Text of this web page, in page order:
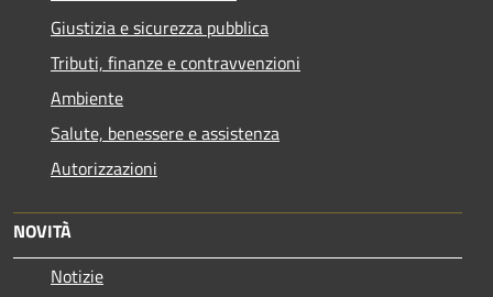
Giustizia e sicurezza pubblica
Tributi, finanze e contravvenzioni
Ambiente
Salute, benessere e assistenza
Autorizzazioni
NOVITÀ
Notizie